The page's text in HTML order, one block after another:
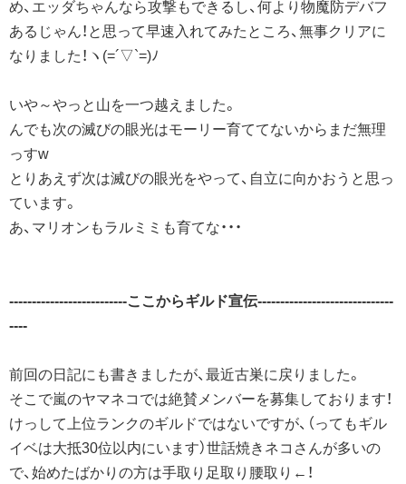
め、エッダちゃんなら攻撃もできるし、何より物魔防デバフ
あるじゃん！と思って早速入れてみたところ、無事クリアに
なりました！ヽ(=´▽`=)ﾉ
いや～やっと山を一つ越えました。
んでも次の滅びの眼光はモーリー育ててないからまだ無理
っすw
とりあえず次は滅びの眼光をやって、自立に向かおうと思っ
ています。
あ、マリオンもラルミミも育てな・・・
--------------------------ここからギルド宣伝------------------------------
----
前回の日記にも書きましたが、最近古巣に戻りました。
そこで嵐のヤマネコでは絶賛メンバーを募集しております！
けっして上位ランクのギルドではないですが、（ってもギル
イベは大抵30位以内にいます）世話焼きネコさんが多いの
で、始めたばかりの方は手取り足取り腰取り←！